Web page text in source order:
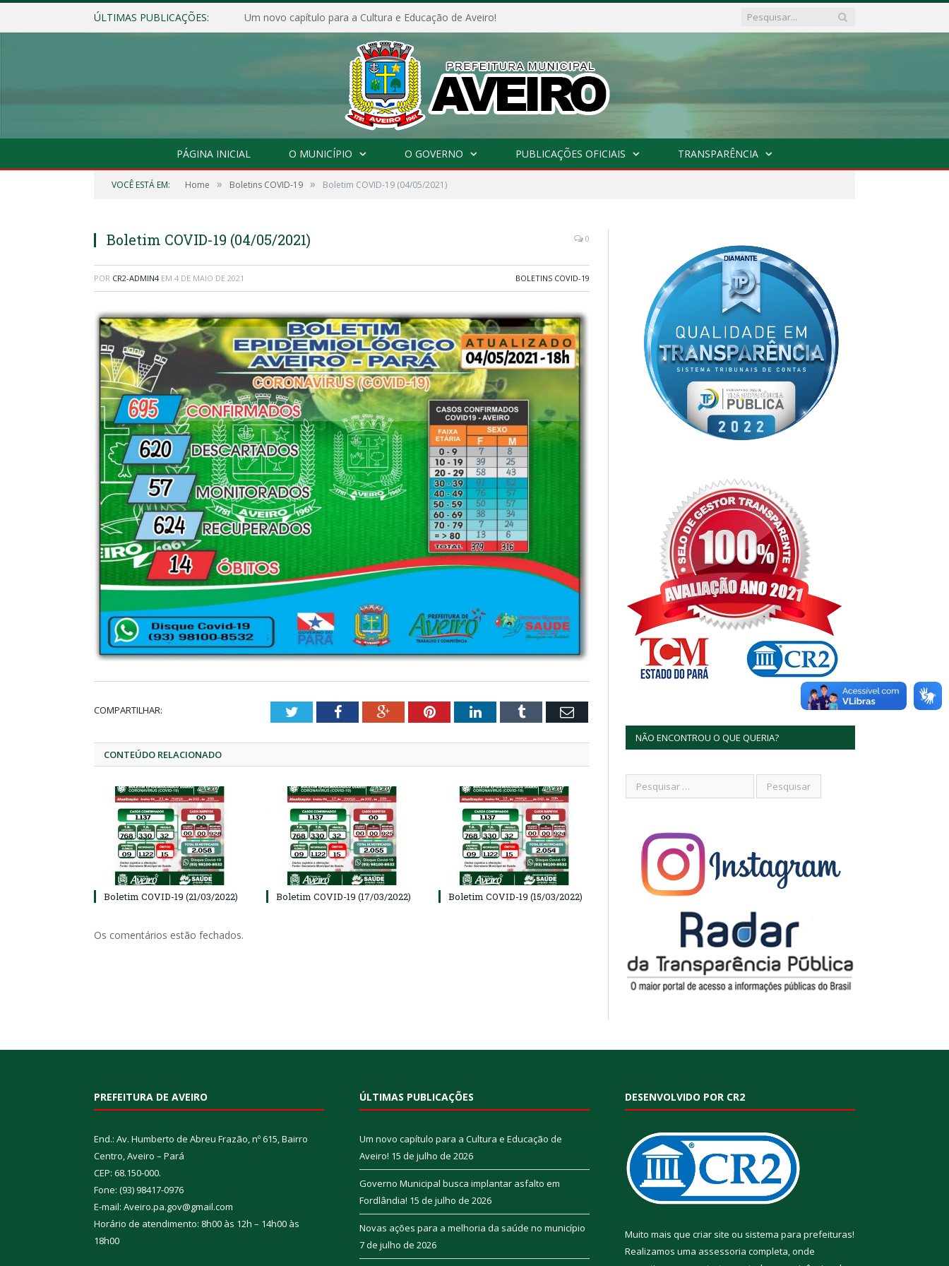
ÚLTIMAS PUBLICAÇÕES: Um novo capítulo para a Cultura e Educação de Aveiro!
PÁGINA INICIAL O MUNICÍPIO O GOVERNO PUBLICAÇÕES OFICIAIS TRANSPARÊNCIA
VOCÊ ESTÁ EM: Home » Boletins COVID-19 » Boletim COVID-19 (04/05/2021)
Boletim COVID-19 (04/05/2021) 0
POR CR2-ADMIN4 EM 4 DE MAIO DE 2021 BOLETINS COVID-19
COMPARTILHAR: TwitterFacebookGoogle+PinterestLinkedInTumblr Email
CONTEÚDO RELACIONADO
Boletim COVID-19 (21/03/2022) Boletim COVID-19 (17/03/2022) Boletim COVID-19 (15/03/2022)
Os comentários estão fechados.
NÃO ENCONTROU O QUE QUERIA?
PREFEITURA DE AVEIRO
End.: Av. Humberto de Abreu Frazão, nº 615, Bairro
Centro, Aveiro – Pará
CEP: 68.150-000.
Fone: (93) 98417-0976
E-mail: Aveiro.pa.gov@gmail.com
Horário de atendimento: 8h00 às 12h – 14h00 às
18h00
ÚLTIMAS PUBLICAÇÕES
Um novo capítulo para a Cultura e Educação de
Aveiro! 15 de julho de 2026
Governo Municipal busca implantar asfalto em
Fordlândia! 15 de julho de 2026
Novas ações para a melhoria da saúde no município
7 de julho de 2026
DESENVOLVIDO POR CR2
Muito mais que criar site ou sistema para prefeituras!
Realizamos uma assessoria completa, onde